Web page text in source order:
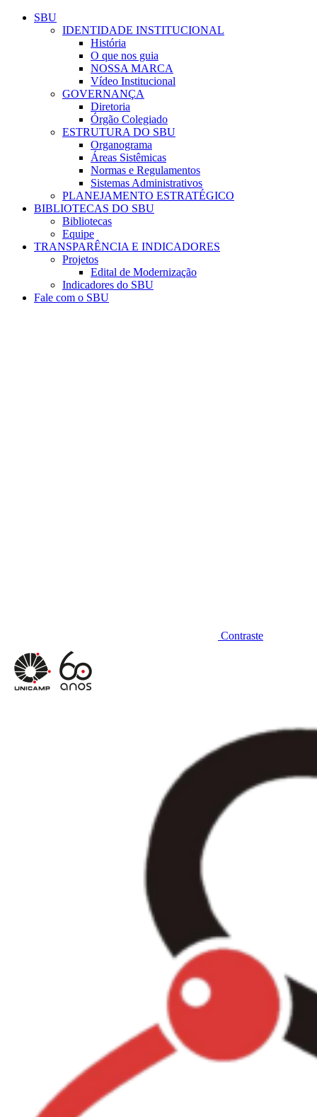
Conteúdo principal
SBU
IDENTIDADE INSTITUCIONAL
História
O que nos guia
NOSSA MARCA
Vídeo Institucional
GOVERNANÇA
Diretoria
Órgão Colegiado
ESTRUTURA DO SBU
Organograma
Áreas Sistêmicas
Normas e Regulamentos
Sistemas Administrativos
PLANEJAMENTO ESTRATÉGICO
BIBLIOTECAS DO SBU
Bibliotecas
Equipe
TRANSPARÊNCIA E INDICADORES
Projetos
Edital de Modernização
Indicadores do SBU
Fale com o SBU
Contraste